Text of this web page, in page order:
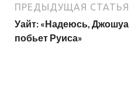
ПРЕДЫДУЩАЯ СТАТЬЯ
Уайт: «Надеюсь, Джошуа
побьет Руиса»